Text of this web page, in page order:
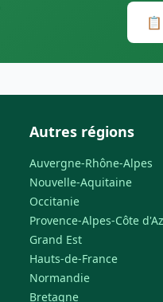
Autres régions
Auvergne-Rhône-Alpes
Nouvelle-Aquitaine
Occitanie
Provence-Alpes-Côte
Grand Est
Hauts-de-France
Normandie
Bretagne